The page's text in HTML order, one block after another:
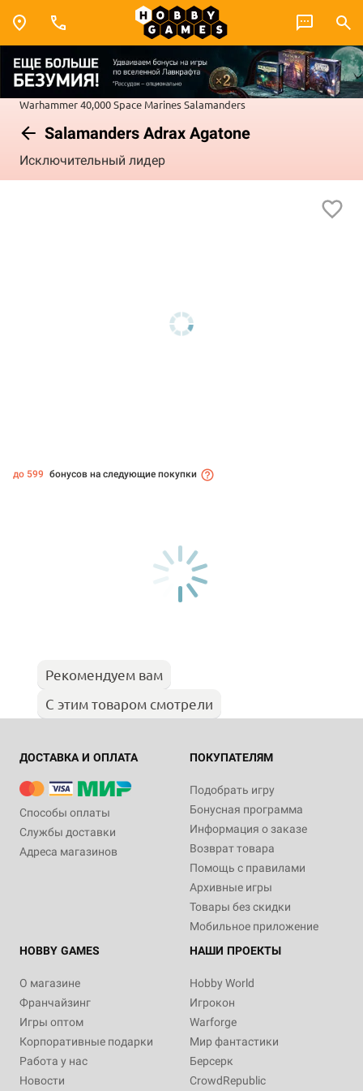
Warhammer 40,000Space MarinesSalamanders
Salamanders Adrax Agatone
Исключительный лидер
до 599 бонусов на следующие покупки
Рекомендуем вам
С этим товаром смотрели
ДОСТАВКА И ОПЛАТА
Способы оплаты
Службы доставки
Адреса магазинов
ПОКУПАТЕЛЯМ
Подобрать игру
Бонусная программа
Информация о заказе
Возврат товара
Помощь с правилами
Архивные игры
Товары без скидки
Мобильное приложение
HOBBY GAMES
О магазине
Франчайзинг
Игры оптом
Корпоративные подарки
Работа у нас
Новости
НАШИ ПРОЕКТЫ
Hobby World
Игрокон
Warforge
Мир фантастики
Берсерк
CrowdRepublic